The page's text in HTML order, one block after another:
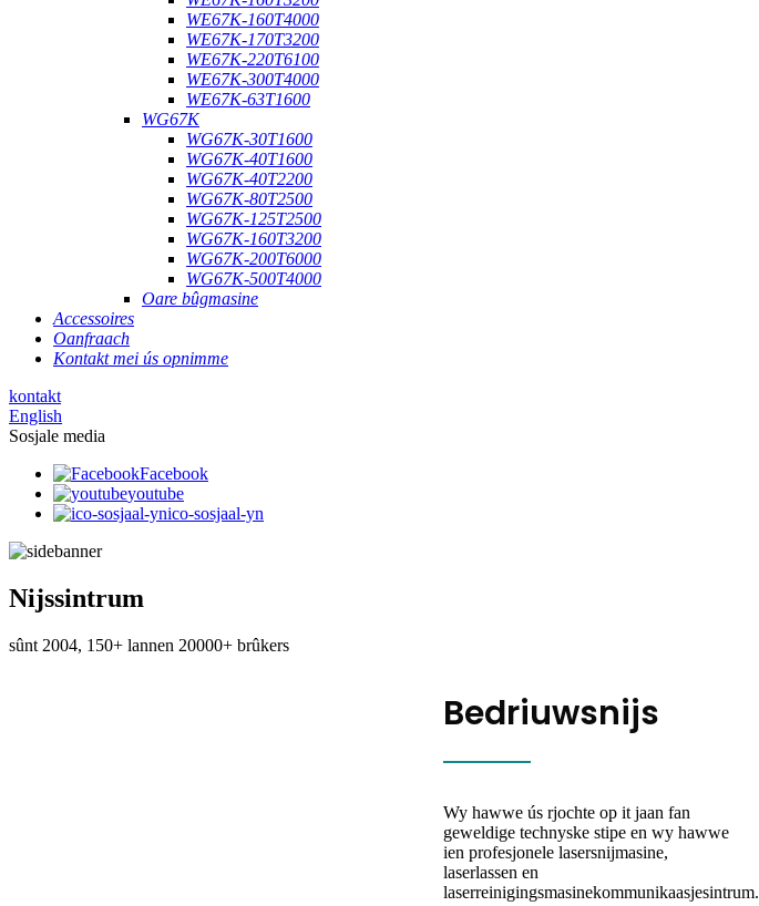
WE67K-160T4000
WE67K-170T3200
WE67K-220T6100
WE67K-300T4000
WE67K-63T1600
WG67K
WG67K-30T1600
WG67K-40T1600
WG67K-40T2200
WG67K-80T2500
WG67K-125T2500
WG67K-160T3200
WG67K-200T6000
WG67K-500T4000
Oare bûgmasine
Accessoires
Oanfraach
Kontakt mei ús opnimme
kontakt
English
Sosjale media
Facebook
youtube
ico-sosjaal-yn
Nijssintrum
sûnt 2004, 150+ lannen 20000+ brûkers
Bedriuwsnijs
Wy hawwe ús rjochte op it jaan fan
geweldige technyske stipe en wy hawwe
ien profesjonele lasersnijmasine,
laserlassen en
laserreinigingsmasinekommunikaasjesintrum.